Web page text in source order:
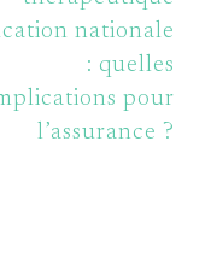
nationale
: quelles
pour
l’assurance ?